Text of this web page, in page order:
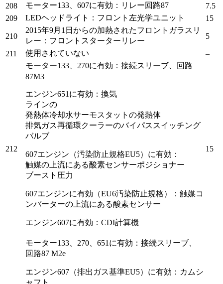
208 モーター133、607に有効：リレー回路87
7.5
209
LEDヘッドライト：フロント左光学ユニット 15
210
2015年9月1日からの加熱されたフロントガラス リ
レー：フロントスターターリレー
5
211 使用されていない –
212
モーター133、270に有効：接続スリーブ、回路
87M3
エンジン651に有効： 換気
ラインの
発熱体冷却水サーモスタットの発熱体
排気ガス再循環クーラーのバイパススイッチング
バルブ
607エンジン（汚染防止規格EU5）に有効：
触媒の上流にある酸素センサーポジショナー
ブースト圧力
607エンジンに有効（EU6汚染防止規格）：触媒コ
ンバーターの上流にある酸素センサー
エンジン607に有効：CDI計算機
15
モーター133、270、651に有効：接続スリーブ、
回路87 M2e
エンジン607（排出ガス基準EU5）に有効：カムシ
ャフト